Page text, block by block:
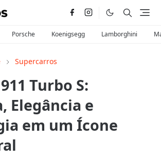
Porsche Koenigsegg Lamborghini
Supercarros
Turbo S:
Elegância e
em um Ícone